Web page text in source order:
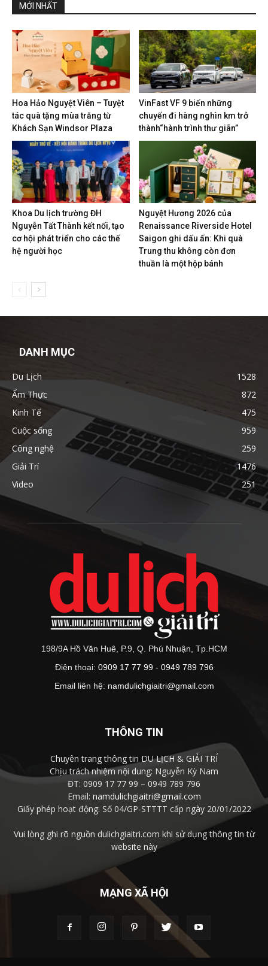
MỚI NHẤT
Hoa Hảo Nguyệt Viên – Tuyệt
tác quà tặng mùa trăng từ
Khách Sạn Windsor Plaza
VinFast VF 9 biến những
chuyến đi hàng nghìn km trở
thành“hành trình thư giãn”
Khoa Du lịch trường ĐH
Nguyễn Tất Thành kết nối, tạo
cơ hội phát triển cho các thế
hệ người học
Nguyệt Hương 2026 của
Renaissance Riverside Hotel
Saigon ghi dấu ấn: Khi quà
Trung thu không còn đơn
thuần là một hộp bánh
DANH MỤC
Du Lịch
1528
Ẩm Thực
872
Kinh Tế
475
Cuộc sống
959
Công nghệ
259
Giải Trí
1476
Video
251
198/9A Hồ Văn Huê, P.9, Q. Phú Nhuận, Tp.HCM
Điện thoại: 0909 17 77 99 - 0949 789 796
Email liên hệ: namdulichgiaitri@gmail.com
THÔNG TIN
Chuyên trang thông tin DU LỊCH & GIẢI TRÍ
Chịu trách nhiệm nội dung: Nguyễn Kỳ Nam
ĐT: 0909 17 77 99 – 0949 789 796
Email: namdulichgiaitri@gmail.com
Giấy phép hoạt động: Số 04/GP-STTTT cấp ngày 20/01/2022
Vui lòng ghi rõ nguồn dulichgiaitri.com khi sử dụng thông tin từ
website này
MẠNG XÃ HỘI